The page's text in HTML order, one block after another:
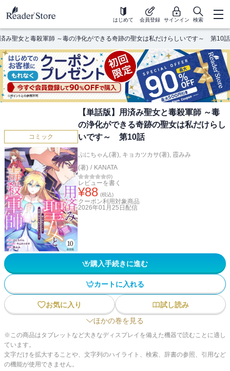
はじめて 会員登録 サインイン 検索
み聖女と毒殺軍師 ～毒の浄化ができる奇跡の聖女は私だけらしいです～ 第10話
コミック
【単話版】用済み聖女と毒殺軍師 ～毒
の浄化ができる奇跡の聖女は私だけらし
いです～ 第10話
ぷにちゃん(著), キョカツカサ(著), 霞みみ
(著) / KANATA
(0)
レビューを書く
¥88 (税込)
クーポン利用対象商品
2026年01月25日 配信
購入手続きに進む
カートに入れる
お気に入り
試し読み
ほかの巻を見る
※この商品はタブレットなど大きなディスプレイを備えた機器で読むことに適し
ています。
文字だけを拡大することや、文字列のハイライト、検索、辞書の参照、引用など
の機能が使用できません。